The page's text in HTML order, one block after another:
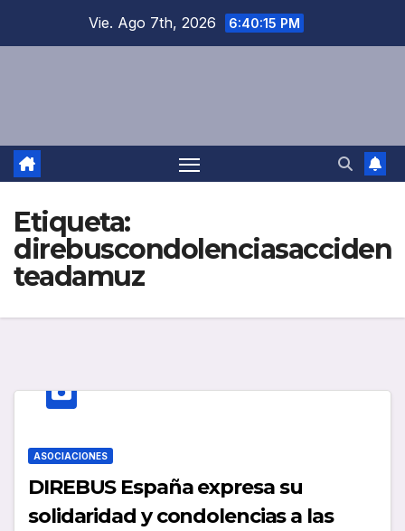
Vie. Ago 7th, 2026 6:40:15 PM
Etiqueta:
direbuscondolenciasacciden
teadamuz
ASOCIACIONES
DIREBUS España expresa su
solidaridad y condolencias a las